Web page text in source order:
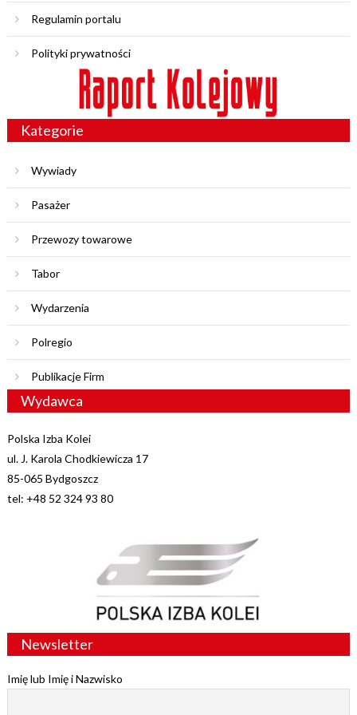
Regulamin portalu
Polityki prywatności
Kategorie
Wywiady
Pasażer
Przewozy towarowe
Tabor
Wydarzenia
Polregio
Publikacje Firm
Wydawca
Polska Izba Kolei
ul. J. Karola Chodkiewicza 17
85-065 Bydgoszcz
tel: +48 52 324 93 80
Newsletter
Imię lub Imię i Nazwisko